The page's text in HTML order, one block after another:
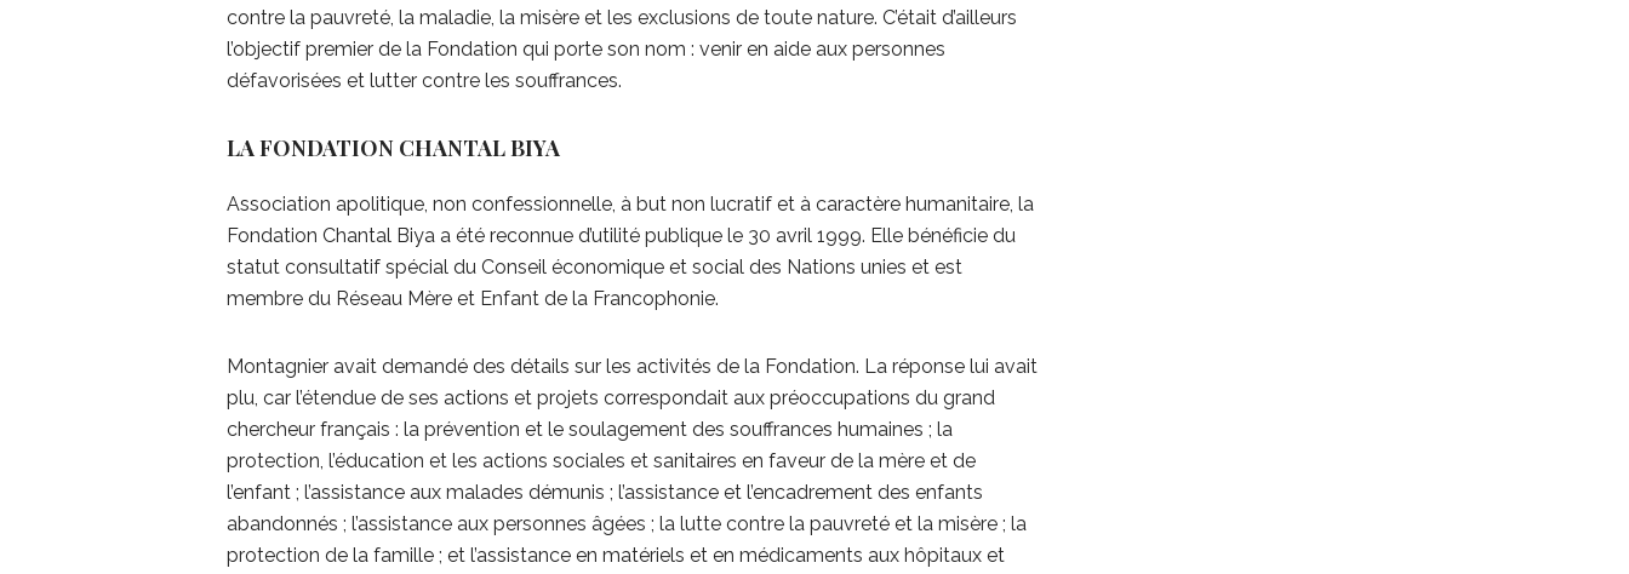
contre la pauvreté, la maladie, la misère et les exclusions de toute nature. C’était d’ailleurs
l’objectif premier de la Fondation qui porte son nom : venir en aide aux personnes
défavorisées et lutter contre les souffrances.
LA FONDATION CHANTAL BIYA
Association apolitique, non confessionnelle, à but non lucratif et à caractère humanitaire, la
Fondation Chantal Biya a été reconnue d’utilité publique le 30 avril 1999. Elle bénéficie du
statut consultatif spécial du Conseil économique et social des Nations unies et est
membre du Réseau Mère et Enfant de la Francophonie.
Montagnier avait demandé des détails sur les activités de la Fondation. La réponse lui avait
plu, car l’étendue de ses actions et projets correspondait aux préoccupations du grand
chercheur français : la prévention et le soulagement des souffrances humaines ; la
protection, l’éducation et les actions sociales et sanitaires en faveur de la mère et de
l’enfant ; l’assistance aux malades démunis ; l’assistance et l’encadrement des enfants
abandonnés ; l’assistance aux personnes âgées ; la lutte contre la pauvreté et la misère ; la
protection de la famille ; et l’assistance en matériels et en médicaments aux hôpitaux et